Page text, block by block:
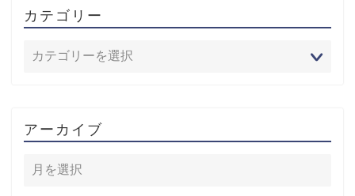
カテゴリー
アーカイブ